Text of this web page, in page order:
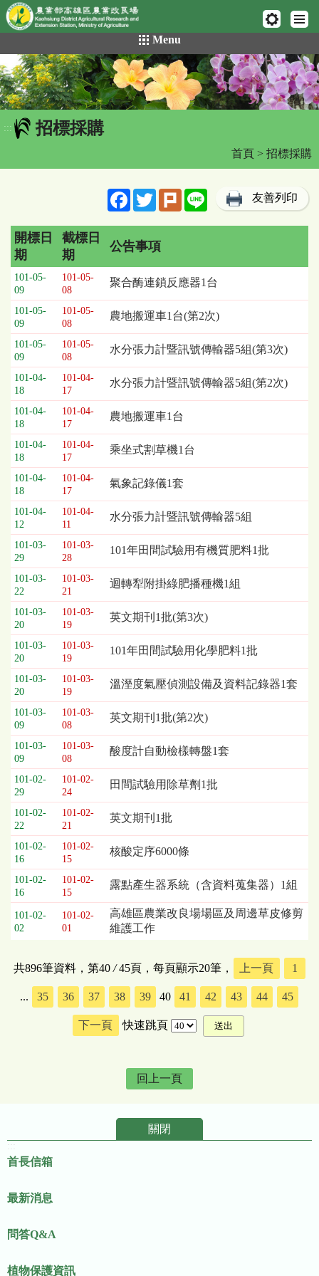
網頁置頂
到
主
要
內
容
區
Menu
::: 招標採購
首頁 > 招標採購
FacebookTwitterPlurk Line 友善列印
招
標
採
購
列
表，
欄
位
依
序
為：
開
標
日
期、
截
標
日
期、
公
告
事
項
開標日
期
截標日
期
公告事項
101-05-
09
101-05-
08
聚合酶連鎖反應器1台
101-05-
09
101-05-
08
農地搬運車1台(第2次)
101-05-
09
101-05-
08
水分張力計暨訊號傳輸器5組(第3次)
101-04-
18
101-04-
17
水分張力計暨訊號傳輸器5組(第2次)
101-04-
18
101-04-
17
農地搬運車1台
101-04-
18
101-04-
17
乘坐式割草機1台
101-04-
18
101-04-
17
氣象記錄儀1套
101-04-
12
101-04-
11
水分張力計暨訊號傳輸器5組
101-03-
29
101-03-
28
101年田間試驗用有機質肥料1批
101-03-
22
101-03-
21
迴轉犁附掛綠肥播種機1組
101-03-
20
101-03-
19
英文期刊1批(第3次)
101-03-
20
101-03-
19
101年田間試驗用化學肥料1批
101-03-
20
101-03-
19
溫溼度氣壓偵測設備及資料記錄器1套
101-03-
09
101-03-
08
英文期刊1批(第2次)
101-03-
09
101-03-
08
酸度計自動檢樣轉盤1套
101-02-
29
101-02-
24
田間試驗用除草劑1批
101-02-
22
101-02-
21
英文期刊1批
101-02-
16
101-02-
15
核酸定序6000條
101-02-
16
101-02-
15
露點產生器系統（含資料蒐集器）1組
101-02-
02
101-02-
01
高雄區農業改良場場區及周邊草皮修剪
維護工作
共896筆資料，第40/45頁，每頁顯示20筆， 上一頁 1
... 35 36 37 38 39 40 41 42 43 44 45
下一頁 快速跳頁
回上一頁
關閉
首長信箱
最新消息
問答Q&A
植物保護資訊